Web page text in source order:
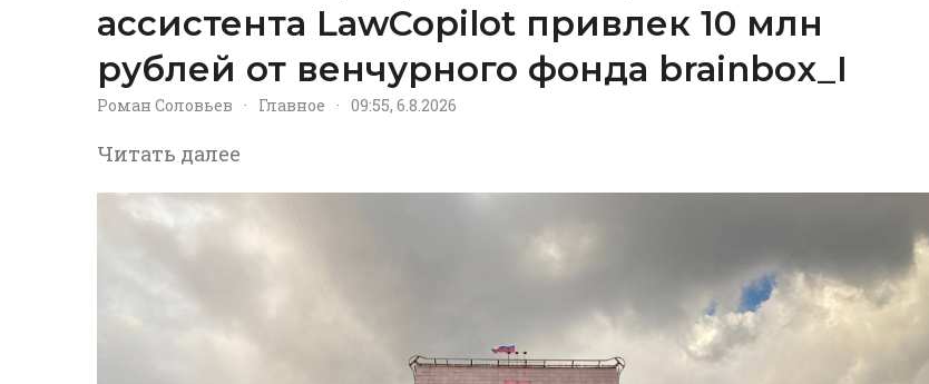
ассистента LawCopilot привлек 10 млн
рублей от венчурного фонда brainbox_I
Роман Соловьев · Главное · 09:55, 6.8.2026
Читать далее